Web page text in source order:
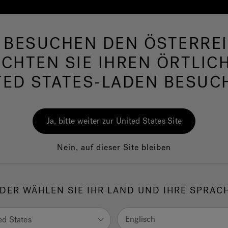
Swim Spas Bad Wellness
1.
DEN
SIE IHREN
STATES-LADEN
Ja, bitte weiter zur United States Site
Nein, auf dieser Site bleiben
WÄHLEN SIE IHR LAND UND IHRE
States Englisch